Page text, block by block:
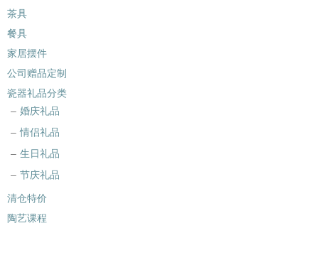
茶具
餐具
家居摆件
公司赠品定制
瓷器礼品分类
婚庆礼品
情侣礼品
生日礼品
节庆礼品
清仓特价
陶艺课程